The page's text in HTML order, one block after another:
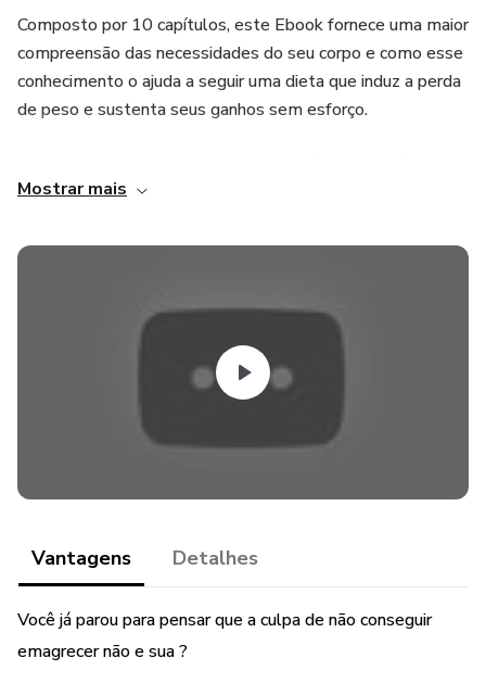
Composto por 10 capítulos, este Ebook fornece uma maior
compreensão das necessidades do seu corpo e como esse
conhecimento o ajuda a seguir uma dieta que induz a perda
de peso e sustenta seus ganhos sem esforço.
não apenas mais magro. Existem vários métodos que
problemas de peso com facilidade e rapidez.
Existem pílulas dietéticas milagrosas e dietas que
reduzem drasticamente sua caloria e seus níveis gerais de
consumo de alimentos, prometendo uma rápida redução de
peso, que no final o deixa lutando com tremendas
Mostrar mais
Vantagens Detalhes
Você já parou para pensar que a culpa de não conseguir
emagrecer não e sua ?